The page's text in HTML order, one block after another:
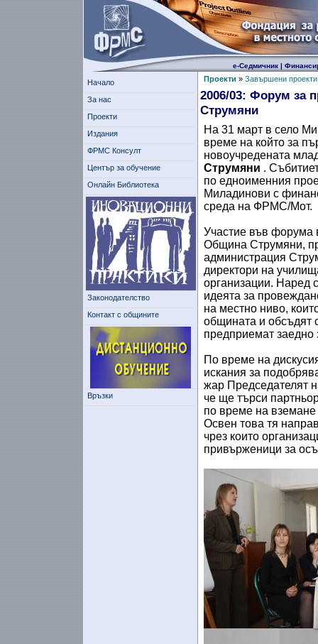
е-Седмичник|
Начало
За нас
Проекти
Издания
ФРМС Консулт
Център за обучение
Онлайн Библиотека
Законодателство
Контакт с общините
Връзки
Проекти » Завършени проекти
2006/03: Форум за
Струмяни
На 31 март в село
време на който за
новоучредената
Струмяни .
по едноименния
Миладинови с
среда на ФРМС/Мот.
Участие във форума
Община Струмяни,
администрация
директори на
организации. Наред
идеята за
на местно ниво,
общината и обсъдят
предприемат заедно
По време на
искания за
жар Председателят
че ще търси
по време на
Освен това тя
чрез които
привърженици за